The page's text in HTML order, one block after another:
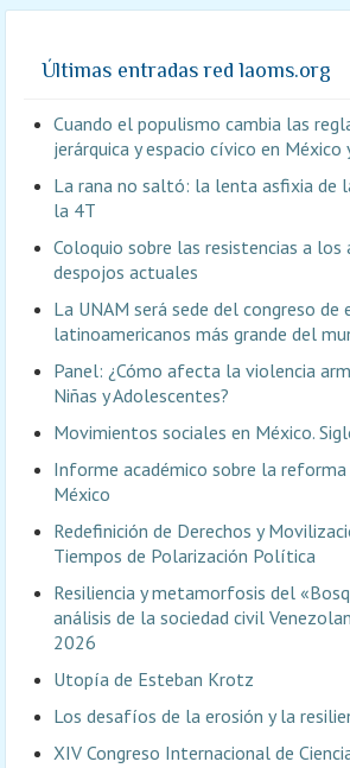
Últimas entradas red laoms.org
Cuando el populismo cambia las
jerárquica y espacio cívico en México
La rana no saltó: la lenta asfixia de
la 4T
Coloquio sobre las resistencias a
despojos actuales
La UNAM será sede del congreso de
latinoamericanos más grande del
Panel: ¿Cómo afecta la violencia
Niñas y Adolescentes?
Movimientos sociales en México.
Informe académico sobre la
México
Redefinición de Derechos y
Tiempos de Polarización Política
Resiliencia y metamorfosis del
análisis de la sociedad civil
2026
Utopía de Esteban Krotz
Los desafíos de la erosión y la
XIV Congreso Internacional de